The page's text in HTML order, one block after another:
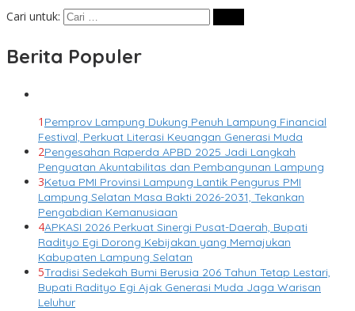
Cari untuk:
Berita Populer
1 Pemprov Lampung Dukung Penuh Lampung Financial
Festival, Perkuat Literasi Keuangan Generasi Muda
2Pengesahan Raperda APBD 2025 Jadi Langkah
Penguatan Akuntabilitas dan Pembangunan Lampung
3Ketua PMI Provinsi Lampung Lantik Pengurus PMI
Lampung Selatan Masa Bakti 2026-2031, Tekankan
Pengabdian Kemanusiaan
4APKASI 2026 Perkuat Sinergi Pusat-Daerah, Bupati
Radityo Egi Dorong Kebijakan yang Memajukan
Kabupaten Lampung Selatan
5Tradisi Sedekah Bumi Berusia 206 Tahun Tetap Lestari,
Bupati Radityo Egi Ajak Generasi Muda Jaga Warisan
Leluhur